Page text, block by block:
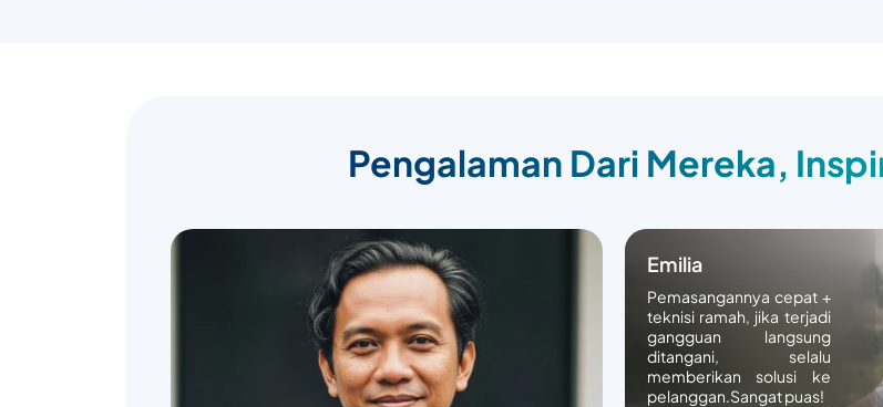
Pengalaman Dari Mereka,
Emilia
Pemasangannya cepat +
teknisi ramah, jika terjadi
gangguan langsung
ditangani, selalu
memberikan solusi ke
pelanggan.Sangat puas!